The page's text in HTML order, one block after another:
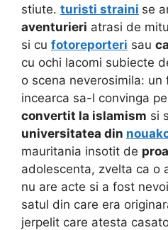
stiute. turisti straini se
aventurieri atrasi de
si cu fotoreporteri sau
cu ochi lacomi subiecte
o scena neverosimila: un
incearca sa-l convinga
convertit la islamism si
universitatea din
mauritania insotit de
adolescenta, zvelta ca o
nu are acte si a fost
satul din care era
jerpelit care atesta